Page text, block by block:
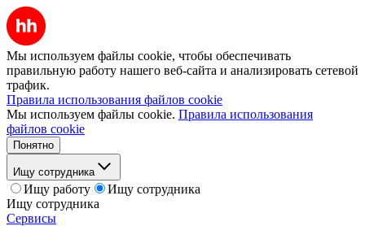
Мы используем файлы cookie, чтобы обеспечивать
правильную работу нашего веб-сайта и анализировать сетевой
трафик.
Правила использования файлов cookie
Мы используем файлы cookie. Правила использования
файлов cookie
Понятно
Ищу сотрудника
Ищу работу
Ищу сотрудника
Ищу сотрудника
Сервисы